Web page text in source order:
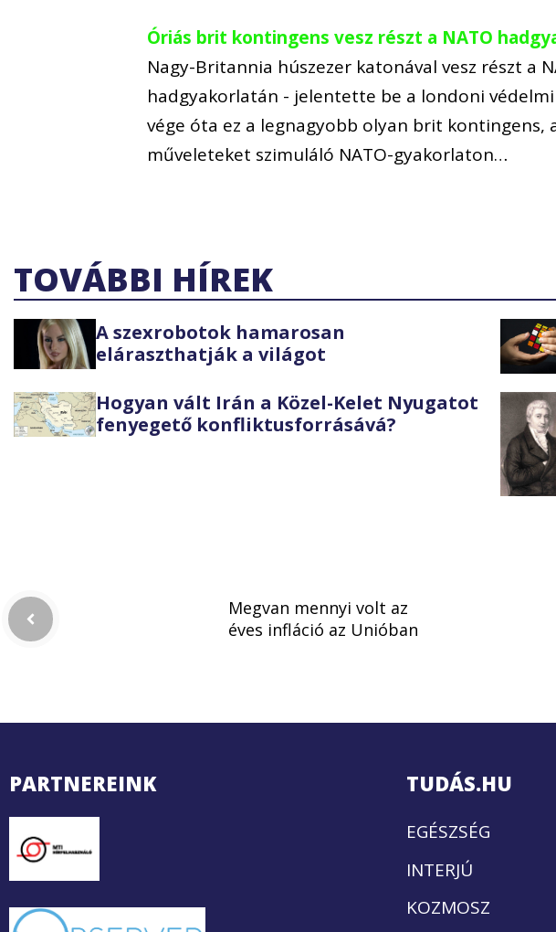
Óriás brit kontingens vesz részt a NATO
Nagy-Britannia húszezer katonával vesz részt a
hadgyakorlatán - jelentette be a londoni
vége óta ez a legnagyobb olyan brit kontingens,
műveleteket szimuláló NATO-gyakorlaton…
TOVÁBBI HÍREK
A szexrobotok hamarosan
eláraszthatják a világot
Hogyan vált Irán a Közel-Kelet Nyugatot
fenyegető konfliktusforrásává?
Megvan mennyi volt az
éves infláció az Unióban
PARTNEREINK TUDÁS.HU
EGÉSZSÉG
INTERJÚ
KOZMOSZ